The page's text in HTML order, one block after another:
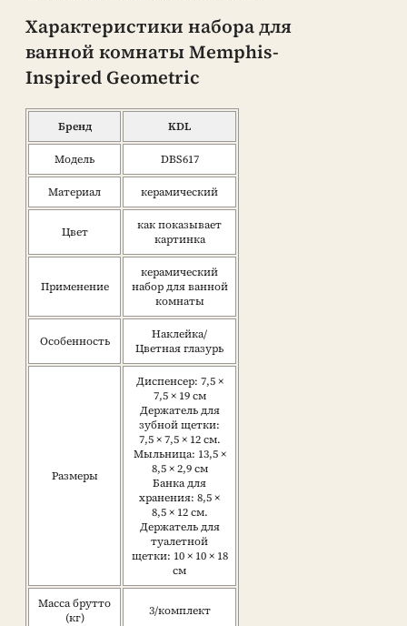
Характеристики набора для
ванной комнаты Memphis-
Inspired Geometric
Бренд KDL
Модель DBS617
Материал керамический
Цвет
как показывает
картинка
Применение
керамический
набор для ванной
комнаты
Особенность
Наклейка/
Цветная глазурь
Размеры
Диспенсер: 7,5 ×
7,5 × 19 см
Держатель для
зубной щетки:
7,5 × 7,5 × 12 см.
Мыльница: 13,5 ×
8,5 × 2,9 см
Банка для
хранения: 8,5 ×
8,5 × 12 см.
Держатель для
туалетной
щетки: 10 × 10 × 18
см
Масса брутто
(кг)
3/комплект